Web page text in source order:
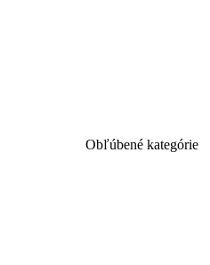
Obľúbené kategórie